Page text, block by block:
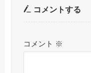
コメントする
コメント ※